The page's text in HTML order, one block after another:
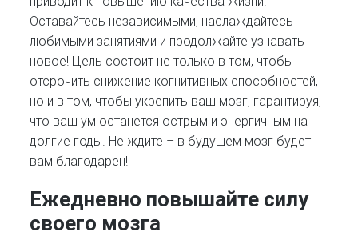
Оставайтесь независимыми, наслаждайтесь
любимыми занятиями и продолжайте узнавать
новое! Цель состоит не только в том, чтобы
отсрочить снижение когнитивных способностей,
но и в том, чтобы укрепить ваш мозг, гарантируя,
что ваш ум останется острым и энергичным на
долгие годы. Не ждите – в будущем мозг будет
вам благодарен!
Ежедневно повышайте силу
своего мозга